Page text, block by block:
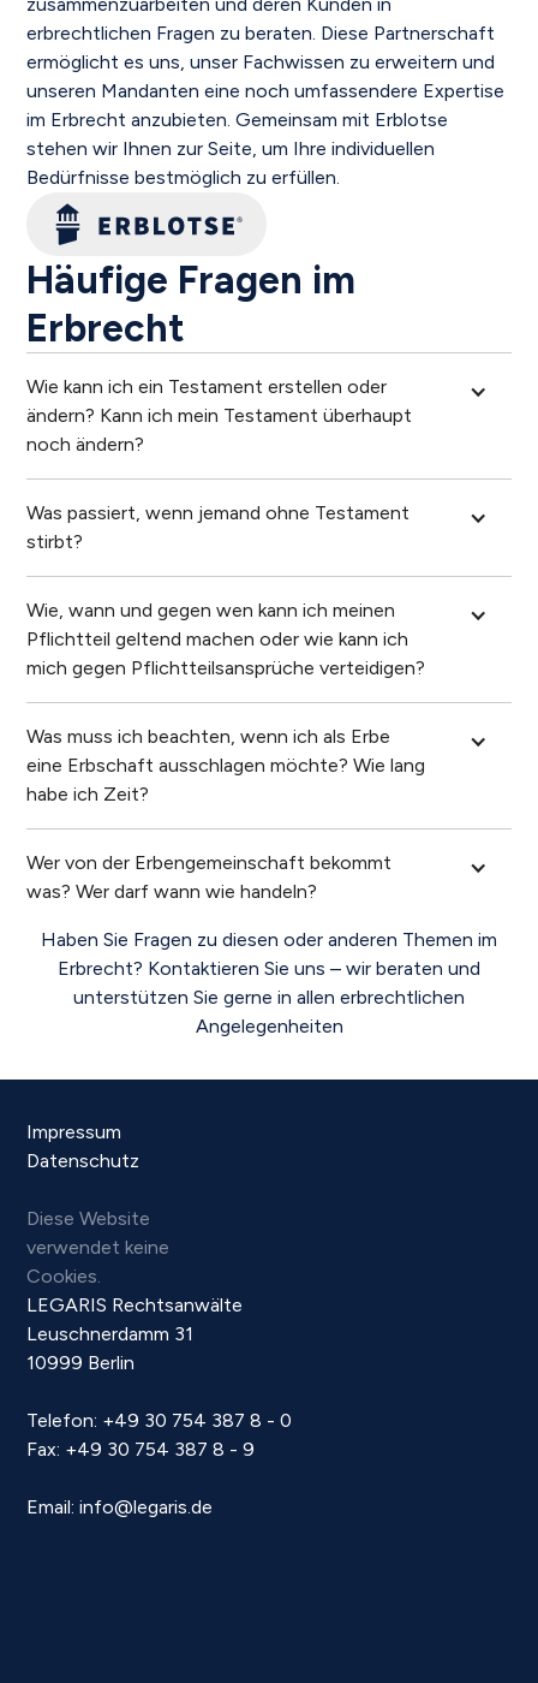
erbrechtlichen Fragen zu beraten. Diese Partnerschaft
ermöglicht es uns, unser Fachwissen zu erweitern und
unseren Mandanten eine noch umfassendere Expertise
im Erbrecht anzubieten. Gemeinsam mit Erblotse
stehen wir Ihnen zur Seite, um Ihre individuellen
Bedürfnisse bestmöglich zu erfüllen.
Häufige Fragen im
Erbrecht
Wie kann ich ein Testament erstellen oder
ändern? Kann ich mein Testament überhaupt
noch ändern?
Was passiert, wenn jemand ohne Testament
stirbt?
Wie, wann und gegen wen kann ich meinen
Pflichtteil geltend machen oder wie kann ich
mich gegen Pflichtteilsansprüche verteidigen?
Was muss ich beachten, wenn ich als Erbe
eine Erbschaft ausschlagen möchte? Wie lang
habe ich Zeit?
Wer von der Erbengemeinschaft bekommt
was? Wer darf wann wie handeln?
Haben Sie Fragen zu diesen oder anderen Themen im
Erbrecht? Kontaktieren Sie uns – wir beraten und
unterstützen Sie gerne in allen erbrechtlichen
Angelegenheiten
Impressum
Datenschutz
Diese Website
verwendet keine
Cookies.
LEGARIS Rechtsanwälte
Leuschnerdamm 31
10999 Berlin
Telefon: +49 30 754 387 8 - 0
Fax: +49 30 754 387 8 - 9
Email:info@legaris.de